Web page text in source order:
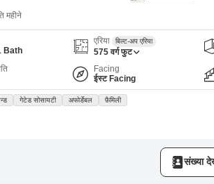
महीने
Bath
एरिया बिल्ट-अप एरिया
575 वर्ग फुट
Facing
ईस्ट Facing
गेटेड सोसायटी अफोर्डेबल फ़ैमिली
संख्या